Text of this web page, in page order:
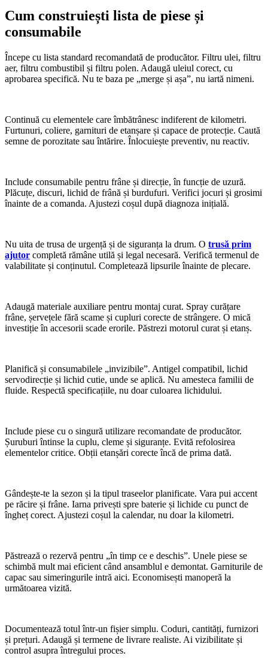
Cum construiești lista de piese și
consumabile
Începe cu lista standard recomandată de producător. Filtru ulei, filtru
aer, filtru combustibil și filtru polen. Adaugă uleiul corect, cu
aprobarea specifică. Nu te baza pe „merge și așa”, nu iartă nimeni.
Continuă cu elementele care îmbătrânesc indiferent de kilometri.
Furtunuri, coliere, garnituri de etanșare și capace de protecție. Caută
semne de porozitate sau întărire. Înlocuiește preventiv, nu reactiv.
Include consumabile pentru frâne și direcție, în funcție de uzură.
Plăcuțe, discuri, lichid de frână și burdufuri. Verifici jocuri și grosimi
înainte de a comanda. Ajustezi coșul după diagnoza inițială.
Nu uita de trusa de urgență și de siguranța la drum. O trusă prim
ajutor completă rămâne utilă și legal necesară. Verifică termenul de
valabilitate și conținutul. Completează lipsurile înainte de plecare.
Adaugă materiale auxiliare pentru montaj curat. Spray curățare
frâne, șervețele fără scame și cupluri corecte de strângere. O mică
investiție în accesorii scade erorile. Păstrezi motorul curat și etanș.
Planifică și consumabilele „invizibile”. Antigel compatibil, lichid
servodirecție și lichid cutie, unde se aplică. Nu amesteca familii de
fluide. Respectă specificațiile, nu doar culoarea lichidului.
Include piese cu o singură utilizare recomandate de producător.
Șuruburi întinse la cuplu, cleme și siguranțe. Evită refolosirea
elementelor critice. Obții etanșări corecte încă de prima dată.
Gândește-te la sezon și la tipul traseelor planificate. Vara pui accent
pe răcire și frâne. Iarna privești spre baterie și lichide cu punct de
îngheț corect. Ajustezi coșul la calendar, nu doar la kilometri.
Păstrează o rezervă pentru „în timp ce e deschis”. Unele piese se
schimbă mult mai eficient când ansamblul e demontat. Garniturile de
capac sau simeringurile intră aici. Economisești manoperă la
următoarea vizită.
Documentează totul într-un fișier simplu. Coduri, cantități, furnizori
și prețuri. Adaugă și termene de livrare realiste. Ai vizibilitate și
control asupra întregului proces.